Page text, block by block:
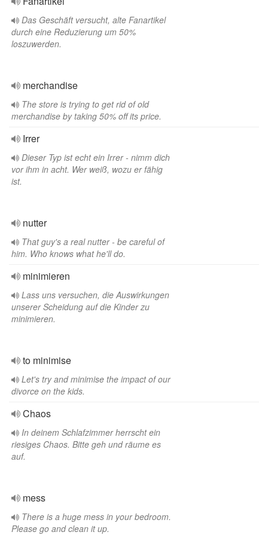
Das Geschäft versucht, alte Fanartikel
durch eine Reduzierung um 50%
loszuwerden.
merchandise
The store is trying to get rid of old
merchandise by taking 50% off its price.
Irrer
Dieser Typ ist echt ein Irrer - nimm dich
vor ihm in acht. Wer weiß, wozu er fähig
ist.
nutter
That guy's a real nutter - be careful of
him. Who knows what he'll do.
minimieren
Lass uns versuchen, die Auswirkungen
unserer Scheidung auf die Kinder zu
minimieren.
to minimise
Let's try and minimise the impact of our
divorce on the kids.
Chaos
In deinem Schlafzimmer herrscht ein
riesiges Chaos. Bitte geh und räume es
auf.
mess
There is a huge mess in your bedroom.
Please go and clean it up.